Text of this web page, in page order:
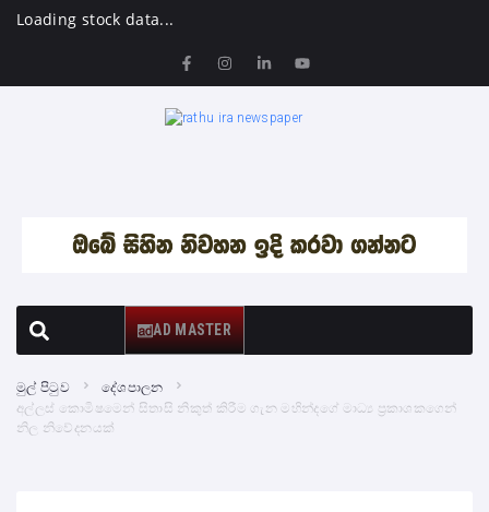
Loading stock data...
AD MASTER
මුල් පිටුව
දේශපාලන
අල්ලස් කොමිෂමෙන් සිතාසි නිකුත් කිරීම ගැන මහින්දගේ මාධ්‍ය ප්‍රකාශකගෙන්
නිල නිවේදනයක්